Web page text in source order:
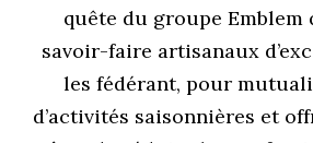
quête du groupe Emblem
savoir-faire artisanaux
les fédérant, pour
d’activités saisonnières et